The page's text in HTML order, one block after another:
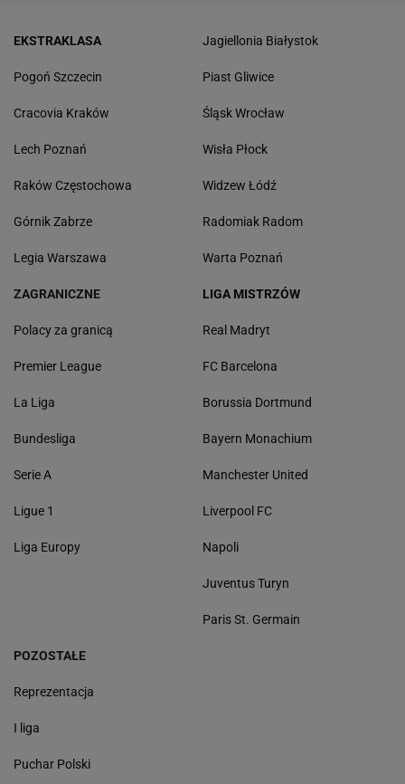
EKSTRAKLASA
Pogoń Szczecin
Cracovia Kraków
Lech Poznań
Raków Częstochowa
Górnik Zabrze
Legia Warszawa
Jagiellonia Białystok
Piast Gliwice
Śląsk Wrocław
Wisła Płock
Widzew Łódź
Radomiak Radom
Warta Poznań
ZAGRANICZNE
Polacy za granicą
Premier League
La Liga
Bundesliga
Serie A
Ligue 1
Liga Europy
LIGA MISTRZÓW
Real Madryt
FC Barcelona
Borussia Dortmund
Bayern Monachium
Manchester United
Liverpool FC
Napoli
Juventus Turyn
Paris St. Germain
POZOSTAŁE
Reprezentacja
I liga
Puchar Polski